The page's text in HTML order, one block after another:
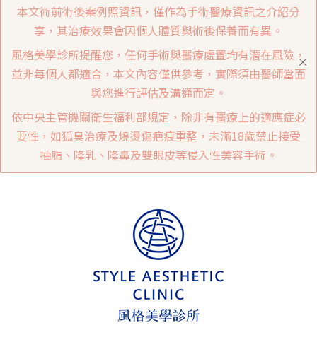
本文術前術後案例照資訊，僅作為手術醫療資訊之介紹分
享，其治療效果會因個人體質與術後保養而有異。
風格美學診所提醒您，任何手術與醫療處置均有潛在風險，
並非每個人都適合，本文內容僅供參考，實際須由醫師當面
與您進行評估及溝通而定。
依中央主管機關衛生福利部規定，除非有醫療上的適應症必
要性，如狐臭治療及燒燙傷疤痕重整，未滿18歲禁止接受
抽脂、隆乳、隆鼻及雙眼皮等侵入性美容手術。